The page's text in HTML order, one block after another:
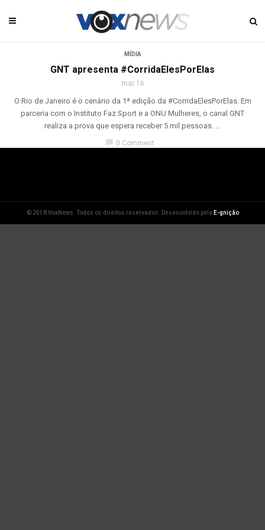
MÍDIA
GNT apresenta #CorridaElesPorElas
mar 16
O Rio de Janeiro é o cenário da 1ª edição da #CorridaElesPorElas. Em
parceria com o Instituto Faz Sport e a ONU Mulheres, o canal GNT
realiza a prova que espera receber 5 mil pessoas. ...
chat_bubble 0 Comment
© 2018 VoxNews. Todos os direitos reservados. Desenvolvido pela E-gnição